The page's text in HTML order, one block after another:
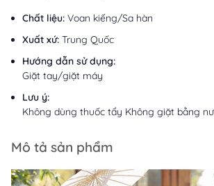
Chất liệu: Voan kiếng/Sa hàn
Xuất xứ: Trung Quốc
Hướng dẫn sử dụng:
Giặt tay/giặt máy
Lưu ý:
Không dùng thuốc tẩy Không giặt bằng
Mô tả sản phẩm